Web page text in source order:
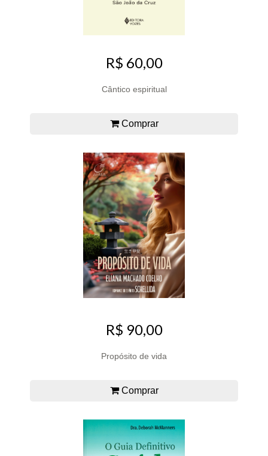
R$ 60,00
Cântico espiritual
Comprar
R$ 90,00
Propósito de vida
Comprar